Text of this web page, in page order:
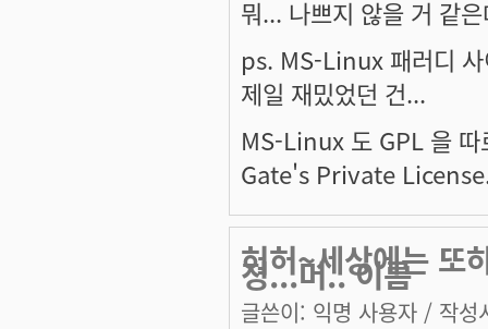
뭐... 나쁘지 않을 거 같
ps. MS-Linux 패러디
제일 재밌었던 건...
MS-Linux 도 GPL 을 따
Gate's Private
허허~세상에는 또
졍...머.. 이름
글쓴이: 익명 사용자 / 작성